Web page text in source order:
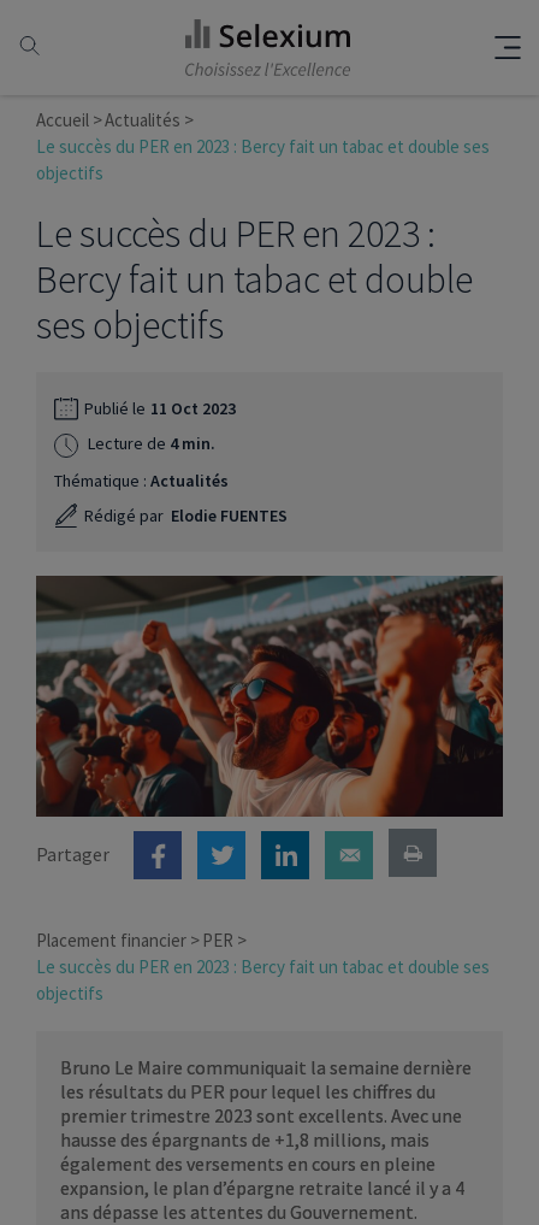
Accueil
Actualités
Le succès du PER en 2023 : Bercy fait un tabac et double ses
objectifs
Le succès du PER en 2023 :
Bercy fait un tabac et double
ses objectifs
Publié le 11 Oct 2023
Lecture de 4 min.
Thématique : Actualités
Rédigé par Elodie FUENTES
Partager
Placement financier
PER
Le succès du PER en 2023 : Bercy fait un tabac et double ses
objectifs
Bruno Le Maire communiquait la semaine dernière
les résultats du PER pour lequel les chiffres du
premier trimestre 2023 sont excellents. Avec une
hausse des épargnants de +1,8 millions, mais
également des versements en cours en pleine
expansion, le plan d’épargne retraite lancé il y a 4
ans dépasse les attentes du Gouvernement.